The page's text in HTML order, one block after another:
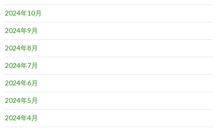
2024年10月
2024年9月
2024年8月
2024年7月
2024年6月
2024年5月
2024年4月